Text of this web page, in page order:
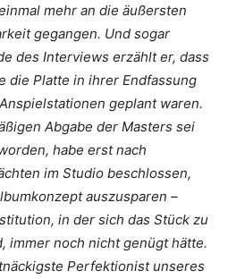
mehr an die äußersten
gegangen. Und sogar
des Interviews erzählt er, dass
die Platte in ihrer Endfassung
geplant waren.
Abgabe der Masters sei
habe erst nach
im Studio beschlossen,
auszusparen –
in der sich das Stück zu
immer noch nicht genügt hätte.
Perfektionist unseres